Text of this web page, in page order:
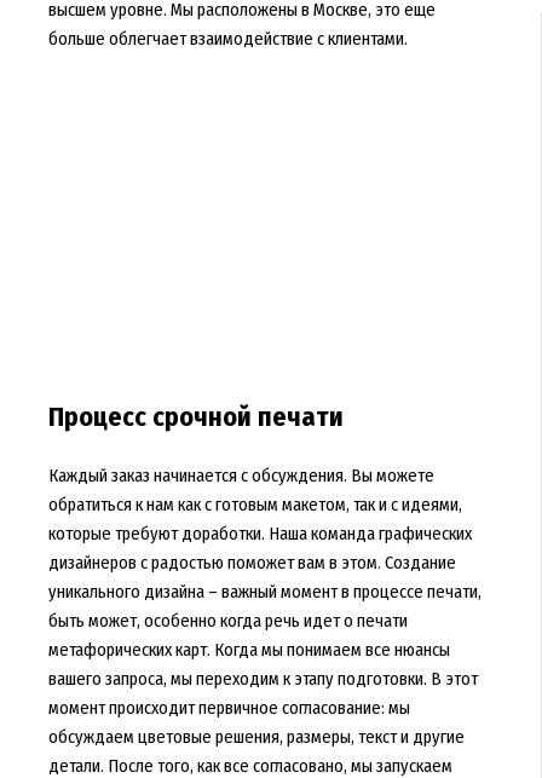
высшем уровне. Мы расположены в Москве, это еще
больше облегчает взаимодействие с клиентами.
Процесс срочной печати
Каждый заказ начинается с обсуждения. Вы можете
обратиться к нам как с готовым макетом, так и с идеями,
которые требуют доработки. Наша команда графических
дизайнеров с радостью поможет вам в этом. Создание
уникального дизайна – важный момент в процессе печати,
быть может, особенно когда речь идет о печати
метафорических карт. Когда мы понимаем все нюансы
вашего запроса, мы переходим к этапу подготовки. В этот
момент происходит первичное согласование: мы
обсуждаем цветовые решения, размеры, текст и другие
детали. После того, как все согласовано, мы запускаем